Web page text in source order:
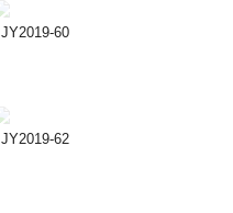
JY2019-60
JY2019-62